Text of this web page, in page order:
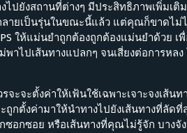
ไปยังสถานที่ต่างๆ มีประสิทธิภาพเพิ่มเ
ายเป็นรุ่นในขณะนี้แล้ว แต่คุณก็ขาดไม่ไ
ให้แม่นยำถูกต้องถูกต้องแม่นยำด้วย เ
าไปเส้นทางแปลกๆ จนเสี่ยงต่อการหล
จะจะตั้งค่าให้เฟ้นใช้เฉพาะเจาะจงเส้น
ถูกตั้งค่ามาให้นำทางไปยังเส้นทางที่ลัด
ซอกซอย หรือเส้นทางที่คุณไม่รู้จัก บางจั